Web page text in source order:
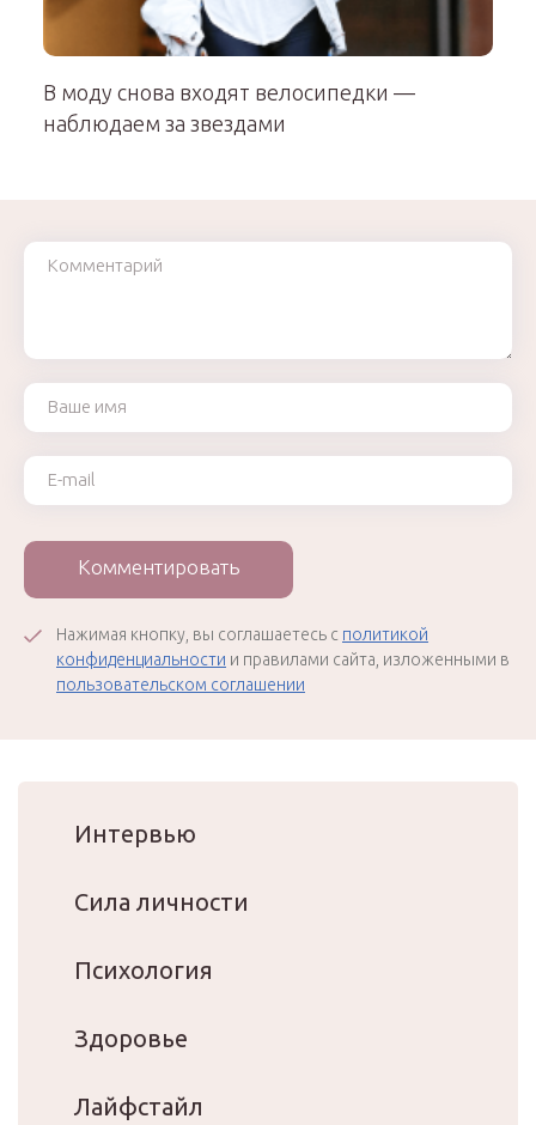
В моду снова входят велосипедки —
наблюдаем за звездами
Комментарий
Ваше имя
Ваш e-mail
Комментировать
Нажимая кнопку, вы соглашаетесь с политикой
конфиденциальности и правилами сайта, изложенными в
пользовательском соглашении
Интервью
Сила личности
Психология
Здоровье
Лайфстайл